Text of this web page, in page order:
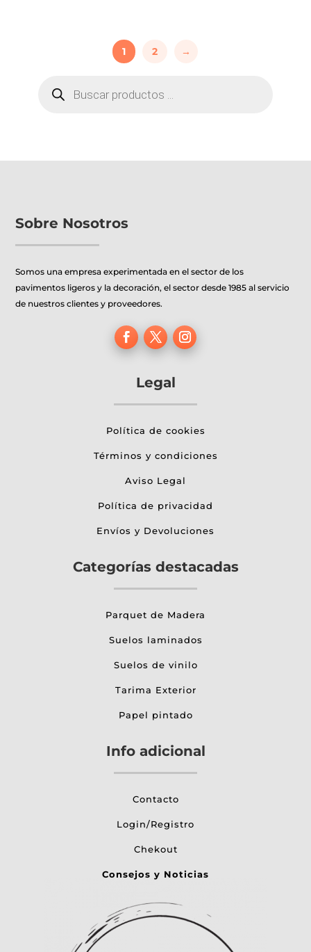
opciones
de
producto
1 2 →
PRODUCTOS
Sobre Nosotros
Somos una empresa experimentada en el sector de los
pavimentos ligeros y la decoración, el sector desde 1985 al servicio
de nuestros clientes y proveedores.
Legal
Política de cookies
Términos y condiciones
Aviso Legal
Política de privacidad
Envíos y Devoluciones
Categorías destacadas
Parquet de Madera
Suelos laminados
Suelos de vinilo
Tarima Exterior
Papel pintado
Info adicional
Contacto
Login/Registro
Chekout
Consejos y Noticias